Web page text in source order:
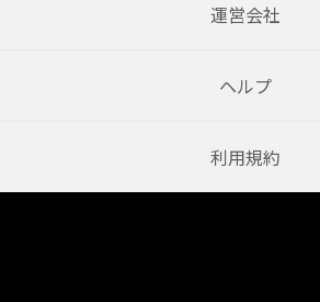
運営会社
ヘルプ
利用規約